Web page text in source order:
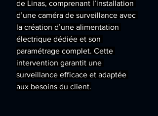
de Linas, comprenant l’installation
d’une caméra de surveillance avec
la création d’une alimentation
électrique dédiée et son
paramétrage complet. Cette
intervention garantit une
surveillance efficace et adaptée
aux besoins du client.